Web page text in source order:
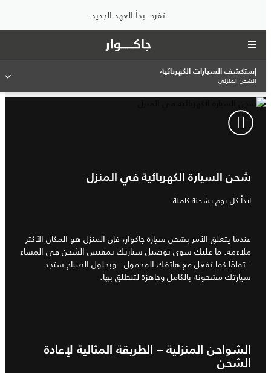
تفرد. بدأ العهد الجديد
إستكشف السيارات الكهربائية
الشحن المنزلي
شحن السيارة الكهربائية في المنزل
ابدأ كل يوم بشحنة كاملة.
عندما يتعلق الأمر بشحن سيارة جاكوار، فإن المنزل هو المكان الأكثر
ملاءمة. ما عليك سوى توصيل سيارتك بمقبس الشحن في المساء
- تمامًا كما تفعل مع هاتفك المحمول - وبحلول الصباح ستجد
سيارتك مشحونة بالكامل وجاهزة لتنطلق بها.
الشواحن المنزلية – الطريقة المثالية لإعادة
الشحن